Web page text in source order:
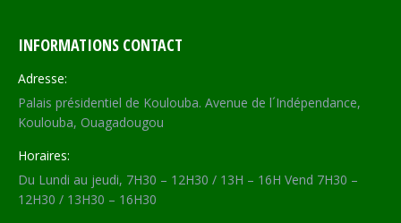
INFORMATIONS CONTACT
Adresse:
Palais présidentiel de Koulouba. Avenue de l´Indépendance,
Koulouba, Ouagadougou
Horaires:
Du Lundi au jeudi, 7H30 – 12H30 / 13H – 16H Vend 7H30 –
12H30 / 13H30 – 16H30